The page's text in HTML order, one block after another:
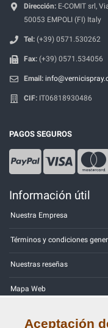
Dirección: E-COMIT srl,
50053 EMPOLI (FI) Italy
Tel: (+39) 0571.530262
Fax: (+39) 0571.534056
Email:
CIF: IT06818930486
PAGOS SEGUROS
Información útil
Nuestra Empresa
Términos y condiciones
Nuestras reseñas
Mapa Web
Aceptación